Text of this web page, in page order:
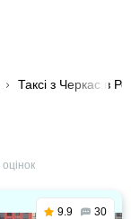
Таксі з Черкас в
оцінок
9.9 30